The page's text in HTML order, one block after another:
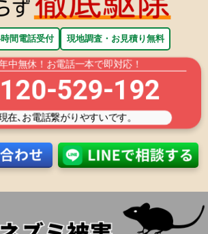
間電話受付 現地調査・お見積り無料
中無休！お電話一本で即対応！
529-192
在､お電話繋がりやすいです。